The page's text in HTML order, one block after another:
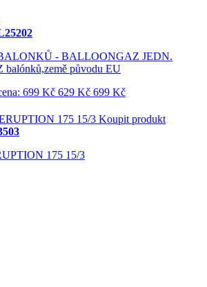
- BALLOONGAZ JEDN.
původu EU
699 Kč 629 Kč 699 Kč
Koupit produkt
175 15/3